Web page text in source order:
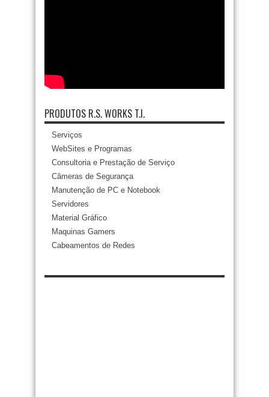
PRODUTOS R.S. WORKS T.I.
Serviços
WebSites e Programas
Consultoria e Prestação de Serviço
Câmeras de Segurança
Manutenção de PC e Notebook
Servidores
Material Gráfico
Maquinas Gamers
Cabeamentos de Redes